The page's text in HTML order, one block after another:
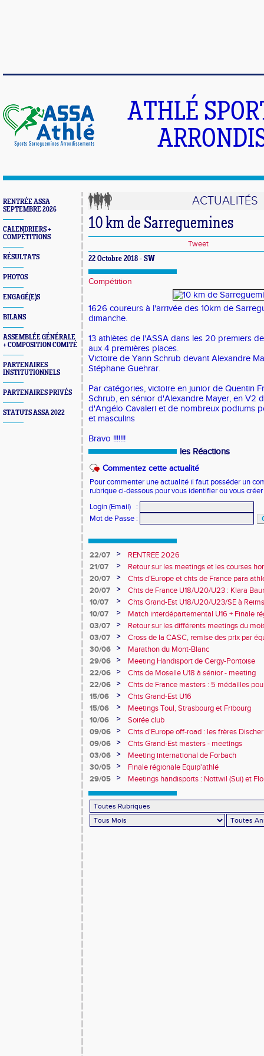
ATHLÉ
RENTRÉE ASSA
SEPTEMBRE 2026
CALENDRIERS +
COMPÉTITIONS
RÉSULTATS
PHOTOS
ENGAGÉ(E)S
BILANS
ASSEMBLÉE GÉNÉRALE
+ COMPOSITION COMITÉ
PARTENAIRES
INSTITUTIONNELS
PARTENAIRES PRIVÉS
STATUTS ASSA 2022
ACTUALITÉS
10 km de Sarreguemines
Tweet
22 Octobre 2018 - SW
Compétition
1626 coureurs à l'arrivée des 10km de
dimanche.
13 athlètes de l'ASSA dans les 20 premiers
aux 4 premières places.
Victoire de Yann Schrub devant Alexandre
Stéphane Guehrar.
Par catégories, victoire en junior de Quentin
Schrub, en sénior d'Alexandre Mayer, en V2
d'Angélo Cavaleri et de nombreux podiums
et masculins
Bravo !!!!!!!
les Réactions
Commentez cette actualité
Pour commenter une actualité il faut posséder un
rubrique ci-dessous pour vous identifier ou vous
Login (Email)
:
Mot de Passe :
22/07 >
RENTREE 2026
21/07
>
Retour sur les meetings et les courses
20/07
>
Chts d'Europe et chts de France para
champion d'Europe et multiples
20/07 >
Chts de France U18/U20/U23 : Klara
10e
10/07 >
Chts Grand-Est U18/U20/U23/SE à
10/07
>
Match interdépartemental U16 + Finale
Obernai
03/07 >
Retour sur les différents meetings du
03/07
>
Cross de la CASC, remise des prix par
collèges
30/06 >
Marathon du Mont-Blanc
29/06
>
Meeting Handisport de Cergy-Pontoise
22/06
>
Chts de Moselle U18 à sénior - meeting
22/06
>
Chts de France masters : 5 médailles
15/06
>
Chts Grand-Est U16
15/06
>
Meetings Toul, Strasbourg et Fribourg
10/06
>
Soirée club
09/06
>
Chts d'Europe off-road : les frères
09/06
>
Chts Grand-Est masters - meetings
03/06
>
Meeting international de Forbach
30/05
>
Finale régionale Equip'athlé
29/05
> Meetings handisports : Nottwil (Sui) et